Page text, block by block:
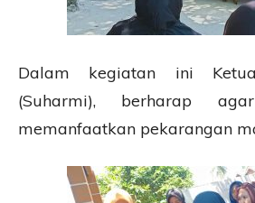
Dalam kegiatan ini
(Suharmi), berharap
memanfaatkan pekarangan